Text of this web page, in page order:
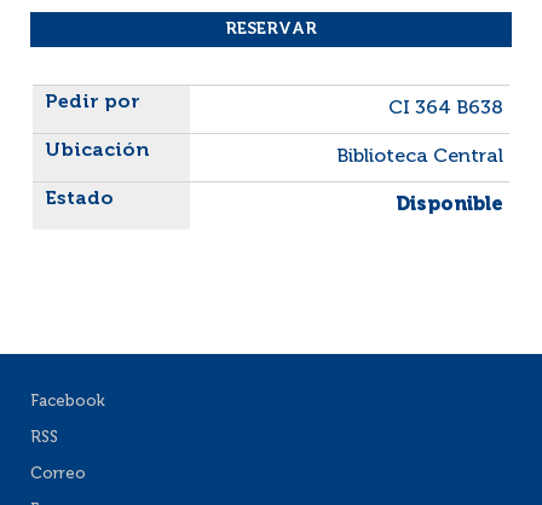
Liste des exemplaires
CI 364 B638
Biblioteca Central
Disponible
Facebook
RSS
Correo